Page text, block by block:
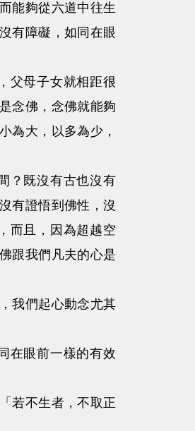
能夠從六道中往生
有障礙，如同在眼
父母子女就相距很
念佛，念佛就能夠
為大，以多為少，
？既沒有古也沒有
有證悟到佛性，沒
而且，因為超越空
跟我們凡夫的心是
我們起心動念尤其
在眼前一樣的有效
若不生者，不取正